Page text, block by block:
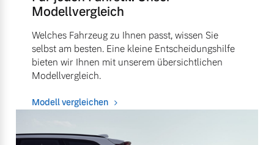
Modellvergleich
Welches Fahrzeug zu Ihnen passt, wissen Sie
selbst am besten. Eine kleine Entscheidungshilfe
bieten wir Ihnen mit unserem übersichtlichen
Modellvergleich.
Modell vergleichen